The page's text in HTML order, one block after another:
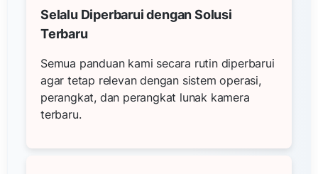
Selalu Diperbarui dengan Solusi
Terbaru
Semua panduan kami secara rutin diperbarui
agar tetap relevan dengan sistem operasi,
perangkat, dan perangkat lunak kamera
terbaru.